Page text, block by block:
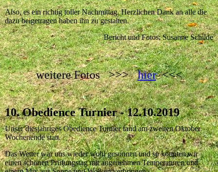
Also, es ein richtig toller Nachmittag. Herzlichen Dank an alle die
dazu beigetragen haben ihn zu gestalten.
Bericht und Fotos: Susanne Schilde
weitere Fotos >>>hier<<<
10. Obedience Turnier - 12.10.2019
Unser diesjähriges Obedience Turnier fand am zweiten Oktober
Wochenende statt.
Das Wetter war uns wieder wohl gesonnen und so konnten wir
einen schönen Prüfungstag mit angenehmen Temperaturen und